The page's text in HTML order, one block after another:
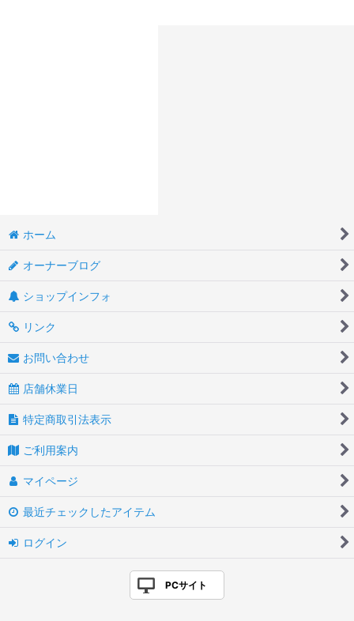
ホーム
オーナーブログ
ショップインフォ
リンク
お問い合わせ
店舗休業日
特定商取引法表示
ご利用案内
マイページ
最近チェックしたアイテム
ログイン
PCサイト